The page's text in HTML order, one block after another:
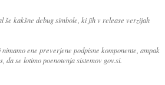
še kakšne debug simbole, ki jih v release verzijah
ene preverjene podpisne komponente, ampak
se lotimo poenotenja sistemov gov.si.